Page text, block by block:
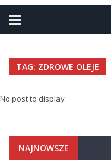
TAG: ZDROWE OLEJE
No post to display
NAJNOWSZE